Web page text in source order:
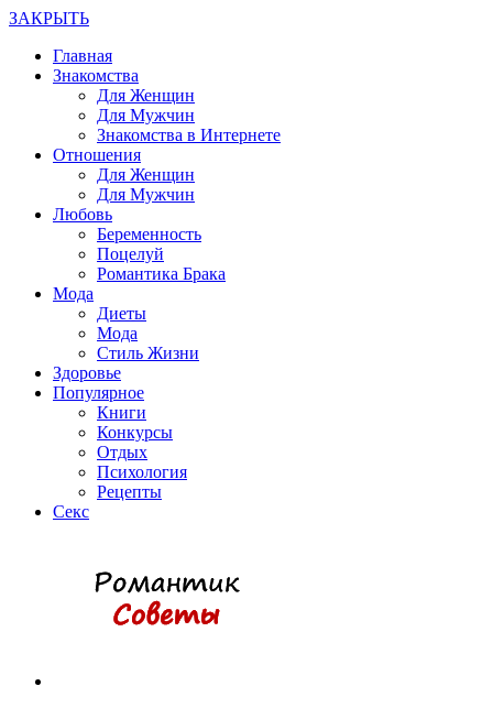
ЗАКРЫТЬ
Главная
Знакомства
Для Женщин
Для Мужчин
Знакомства в Интернете
Отношения
Для Женщин
Для Мужчин
Любовь
Беременность
Поцелуй
Романтика Брака
Мода
Диеты
Мода
Стиль Жизни
Здоровье
Популярное
Книги
Конкурсы
Отдых
Психология
Рецепты
Секс